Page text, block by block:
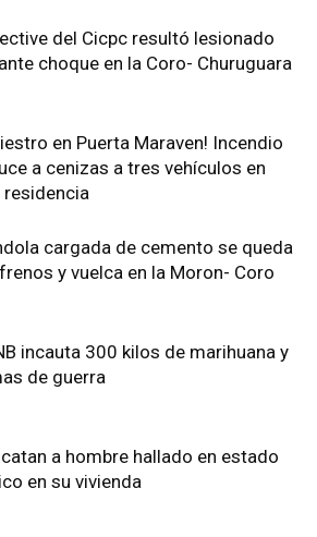
del Cicpc resultó lesionado
choque en la Coro- Churuguara
en Puerta Maraven! Incendio
a cenizas a tres vehículos en
residencia
cargada de cemento se queda
y vuelca en la Moron- Coro
incauta 300 kilos de marihuana y
de guerra
a hombre hallado en estado
en su vivienda